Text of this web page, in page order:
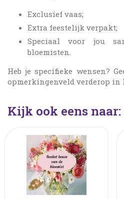
Exclusief vaas;
Extra feestelijk verpakt;
Speciaal voor jou
bloemisten.
Heb je specifieke wensen?
opmerkingenveld verderop in
Kijk ook eens naar: